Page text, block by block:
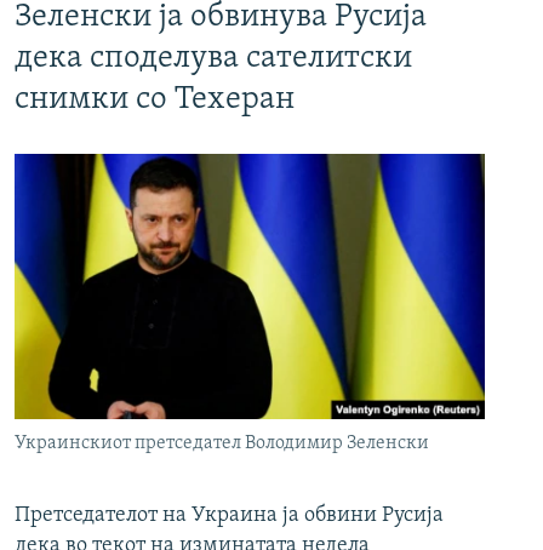
Зеленски ја обвинува Русија
дека споделува сателитски
снимки со Техеран
Украинскиот претседател Володимир Зеленски
Претседателот на Украина ја обвини Русија
дека во текот на изминатата недела